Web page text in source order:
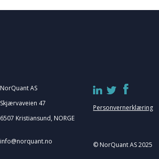
NorQuant AS
Skjærvaveien 47
6507 Kristiansund, NORGE
info@norquant.no
Personvernerklæring
© NorQuant AS 2025